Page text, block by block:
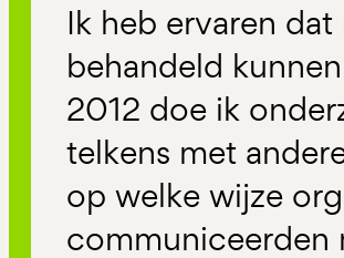
Ik heb ervaren
behandeld
2012 doe ik
telkens met
op welke wijze
communiceerden